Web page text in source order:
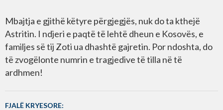
Mbajtja e gjithë këtyre përgjegjës, nuk do ta kthejë
Astritin. I ndjeri e paqtë të lehtë dheun e Kosovës, e
familjes së tij Zoti ua dhashtë gajretin. Por ndoshta, do
të zvogëlonte numrin e tragjedive të tilla në të
ardhmen!
FJALË KRYESORE: